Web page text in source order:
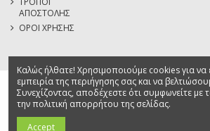
ΑΠΟΣΤΟΛΗΣ
ΟΡΟΙ ΧΡΗΣΗΣ
Καλώς ήλθατε! Χρησιμοποιούμε cookies για
εμπειρία της περιήγησης σας και να
Συνεχίζοντας, αποδέχεστε ότι συμφωνείτε με
την πολιτική απορρήτου της σελίδας.
Accept